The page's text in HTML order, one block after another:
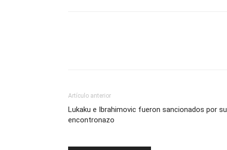
Artículo anterior
Lukaku e Ibrahimovic fueron sancionados por su
encontronazo